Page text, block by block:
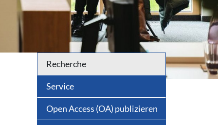
Recherche
Service
Open Access (OA) publizieren